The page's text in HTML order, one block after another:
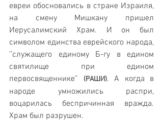
евреи обосновались в стране Израиля,
на смену Мишкану пришел
Иерусалимский Храм. И он был
символом единства еврейского народа,
’’служащего единому Б-гу в едином
святилище при едином
первосвященнике”
(РАШИ). А когда в
народе умножились распри,
воцарилась беспричинная вражда.
Храм был разрушен.